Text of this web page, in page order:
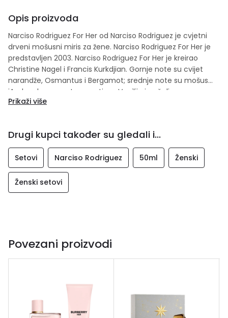
Opis proizvoda
Narciso Rodriguez For Her od Narciso Rodriguez je cvjetni
drveni mošusni miris za žene. Narciso Rodriguez For Her je
predstavljen 2003. Narciso Rodriguez For Her je kreirao
Christine Nagel i Francis Kurkdjian. Gornje note su cvijet
narandže, Osmantus i Bergamot; srednje note su mošus
iAmber; bazne note su vetiver, Vanilija i pačuli.
Prikaži više
Drugi kupci također su gledali i...
Setovi Narciso Rodriguez 50ml Ženski
Ženski setovi
Povezani proizvodi